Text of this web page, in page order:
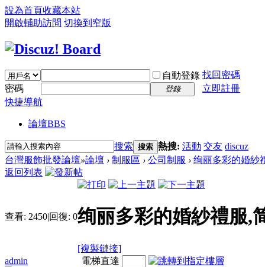
設為首頁收藏本站
開啟輔助訪問 切換到窄版
自動登錄 找回密碼
密碼
登錄
立即註冊
快捷導航
論壇BBS
搜索 搜索 熱搜: 活動 交友 discuz
台灣服飾批發論壇»論壇 › 制服區 › 公司制服 › 绚丽多彩的婚紗
返回列表
查看: 2450|回復: 0绚丽多彩的婚紗禮服,
[複製鏈接]
admin
電梯直達